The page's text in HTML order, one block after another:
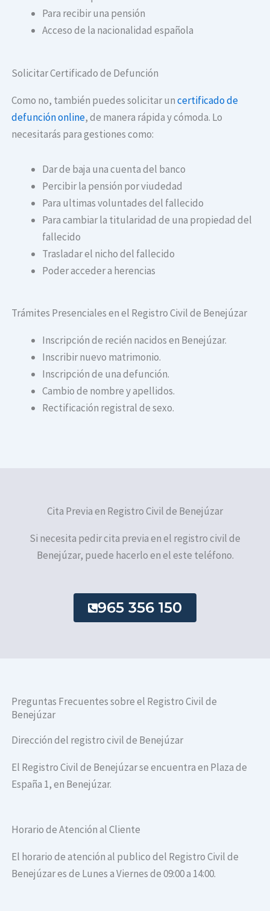
Para recibir una pensión
Acceso de la nacionalidad española
Solicitar Certificado de Defunción
Como no, también puedes solicitar uncertificado de
defunción online, de manera rápida y cómoda. Lo
necesitarás para gestiones como:
Dar de baja una cuenta del banco
Percibir la pensión por viudedad
Para ultimas voluntades del fallecido
Para cambiar la titularidad de una propiedad del
fallecido
Trasladar el nicho del fallecido
Poder acceder a herencias
Trámites Presenciales en el Registro Civil de Benejúzar
Inscripción de recién nacidos en Benejúzar.
Inscribir nuevo matrimonio.
Inscripción de una defunción.
Cambio de nombre y apellidos.
Rectificación registral de sexo.
Cita Previa en Registro Civil de Benejúzar
Si necesita pedir cita previa en el registro civil de
Benejúzar, puede hacerlo en el este teléfono.
965 356 150
Preguntas Frecuentes sobre el Registro Civil de
Benejúzar
Dirección del registro civil de Benejúzar
El Registro Civil de Benejúzar se encuentra en Plaza de
España 1, en Benejúzar.
Horario de Atención al Cliente
El horario de atención al publico del Registro Civil de
Benejúzar es de Lunes a Viernes de 09:00 a 14:00.